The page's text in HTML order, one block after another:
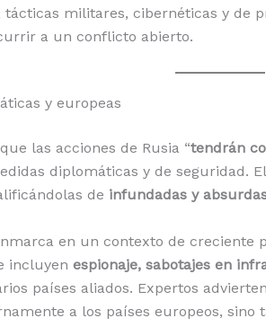
tácticas militares, cibernéticas y de
a un conflicto abierto.
y europeas
las acciones de Rusia “tendrán
diplomáticas y de seguridad.
de infundadas y
en un contexto de creciente
incluyen espionaje, sabotajes en
países aliados. Expertos
a los países europeos, sino